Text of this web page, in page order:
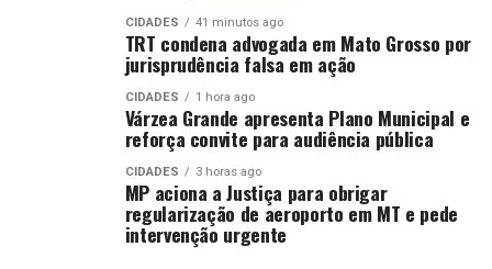
CIDADES 41 minutos ago
TRT condena advogada em Mato Grosso por
jurisprudência falsa em ação
CIDADES 1 hora ago
Várzea Grande apresenta Plano Municipal e
reforça convite para audiência pública
CIDADES 3 horas ago
MP aciona a Justiça para obrigar
regularização de aeroporto em MT e pede
intervenção urgente